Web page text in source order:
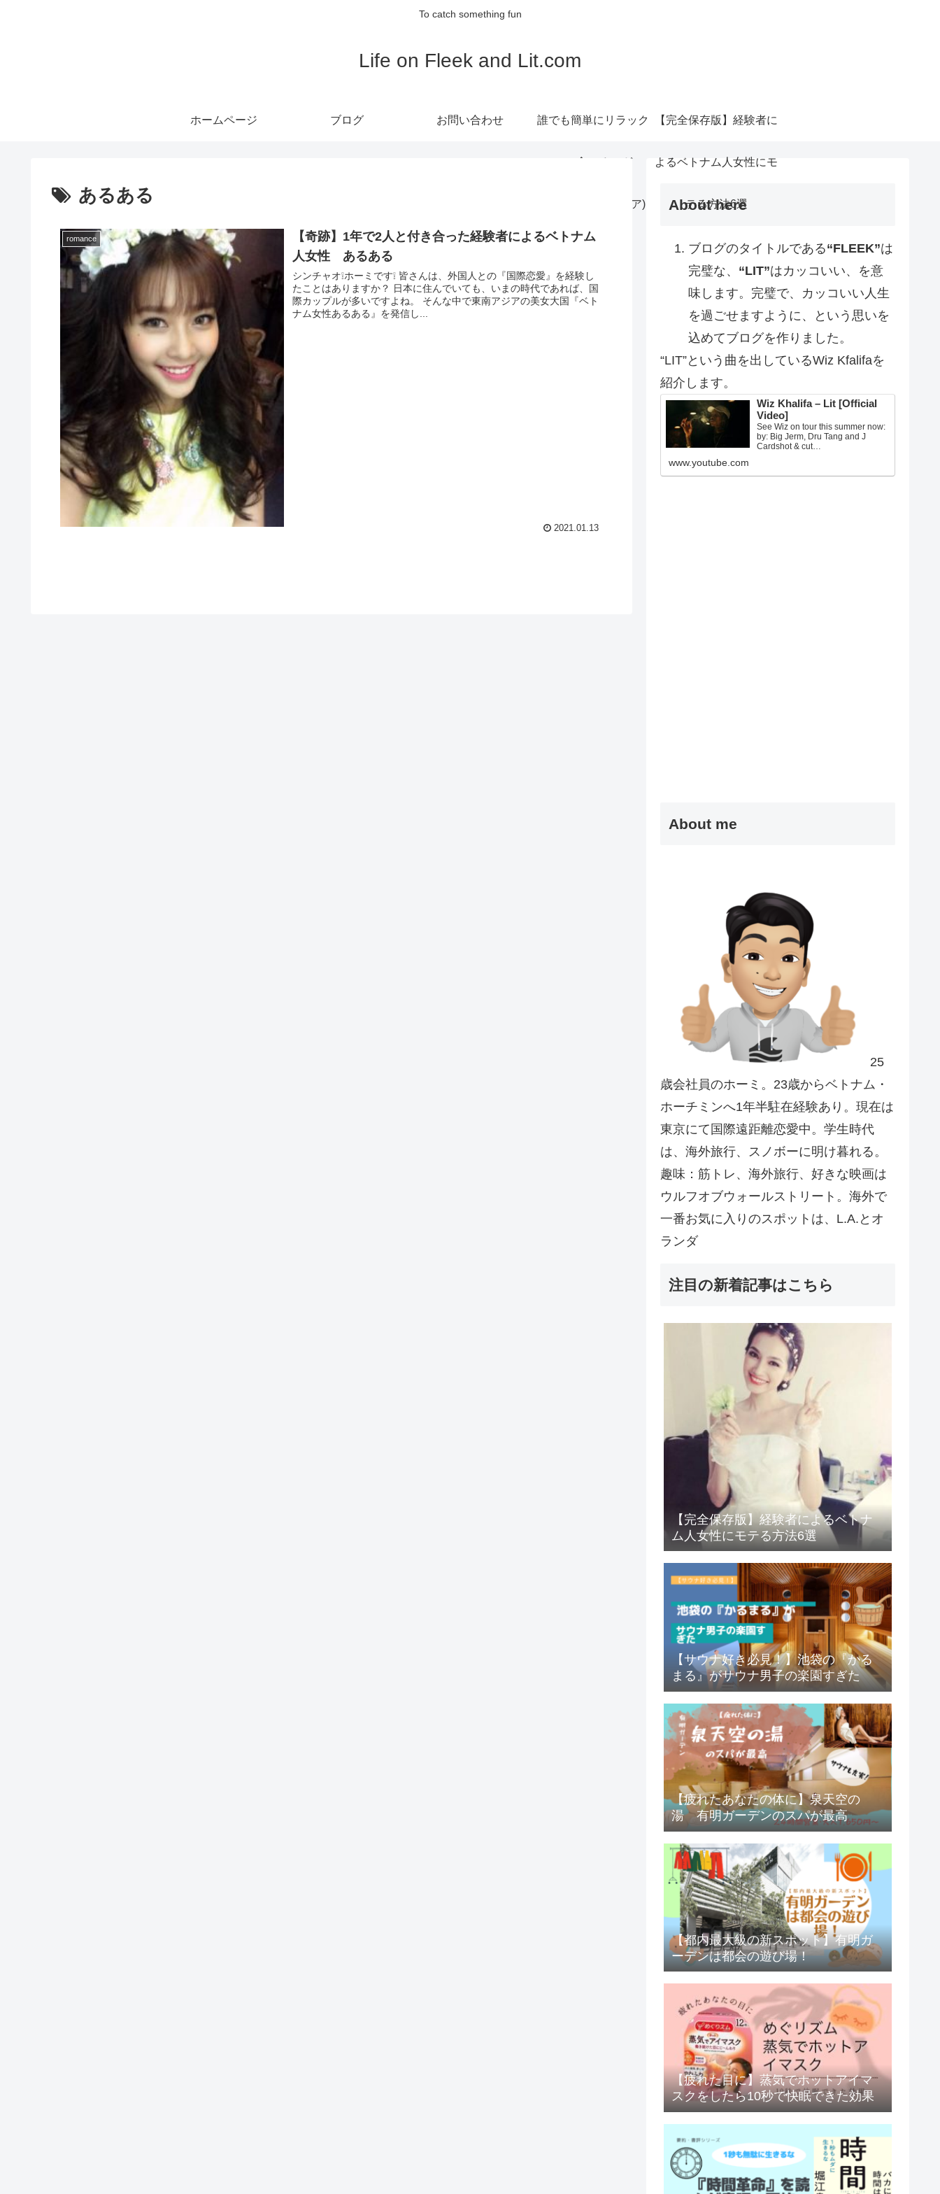
To catch something fun
Life on Fleek and Lit.com
ホームページ ブログ お問い合わせ 誰でも簡単にリラック
ス！食べるヨガ
『RECLIA(レクリア)
CBDグミ』
【完全保存版】経験者に
よるベトナム人女性にモ
テる方法6選
あるある
romance
【奇跡】1年で2人と付き合った経験者によるベトナム
人女性 あるある
シンチャオ❕ホーミです❕ 皆さんは、外国人との『国際恋愛』を経験し
たことはありますか？ 日本に住んでいても、いまの時代であれば、国
際カップルが多いですよね。 そんな中で東南アジアの美女大国『ベト
ナム女性あるある』を発信し...
2021.01.13
About here
ブログのタイトルである“FLEEK”は
完璧な、 “LIT”はカッコいい、を意
味します。完璧で、カッコいい人生
を過ごせますように、という思いを
込めてブログを作りました。
“LIT”という曲を出しているWiz Kfalifaを
紹介します。
Wiz Khalifa – Lit [Official
Video]
See Wiz on tour this summer now:
by: Big Jerm, Dru Tang and J
Cardshot & cut…
www.youtube.com
About me
25
歳会社員のホーミ。23歳からベトナム・
ホーチミンへ1年半駐在経験あり。現在は
東京にて国際遠距離恋愛中。学生時代
は、海外旅行、スノボーに明け暮れる。
趣味：筋トレ、海外旅行、好きな映画は
ウルフオブウォールストリート。海外で
一番お気に入りのスポットは、L.A.とオ
ランダ
注目の新着記事はこちら
【完全保存版】経験者によるベトナ
ム人女性にモテる方法6選
【サウナ好き必見！】池袋の『かる
まる』がサウナ男子の楽園すぎた
【疲れたあなたの体に】泉天空の
湯 有明ガーデンのスパが最高
【都内最大級の新スポット】有明ガ
ーデンは都会の遊び場！
【疲れた目に】蒸気でホットアイマ
スクをしたら10秒で快眠できた効果